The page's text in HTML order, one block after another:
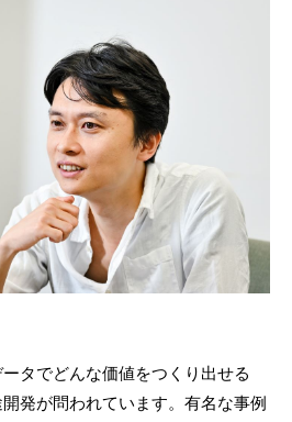
タでどんな価値をつくり出せる
発が問われています。有名な事例